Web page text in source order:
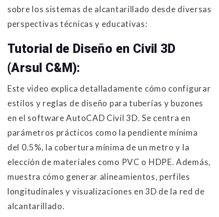
sobre los sistemas de alcantarillado desde diversas
perspectivas técnicas y educativas:
Tutorial de Diseño en Civil 3D
(Arsul C&M):
Este video explica detalladamente cómo configurar
estilos y reglas de diseño para tuberías y buzones
en el software AutoCAD Civil 3D. Se centra en
parámetros prácticos como la pendiente mínima
del 0.5%, la cobertura mínima de un metro y la
elección de materiales como PVC o HDPE. Además,
muestra cómo generar alineamientos, perfiles
longitudinales y visualizaciones en 3D de la red de
alcantarillado.